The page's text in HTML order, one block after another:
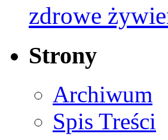
zdrowe
Strony
Archiwum
Spis Treści